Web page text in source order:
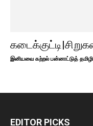
இனியவை கற்றல் பன்னாட்டுத்
EDITOR PICKS